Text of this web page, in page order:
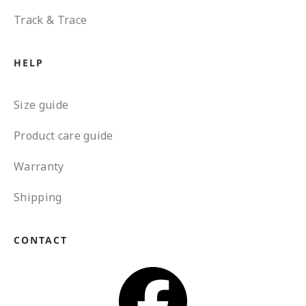
Track & Trace
HELP
Size guide
Product care guide
Warranty
Shipping
CONTACT